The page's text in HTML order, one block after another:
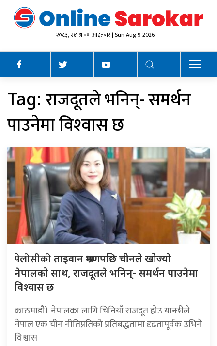
२०८३, २४ श्रावण आइतबार | Sun Aug 9 2026
Tag: राजदूतले भनिन्- समर्थन
पाउनेमा विश्‍वास छ
पेलोसीकोताइवान भ्रमणपछि चीनले खोज्‍यो
नेपालको साथ, राजदूतले भनिन्- समर्थन पाउनेमा
विश्‍वास छ
काठमाडौं। नेपालका लागि चिनियाँ राजदूत होउ यान्छीले
नेपाल एक चीन नीतिप्रतिको प्रतिबद्धतामा दृढतापूर्वक उभिने
विश्वास